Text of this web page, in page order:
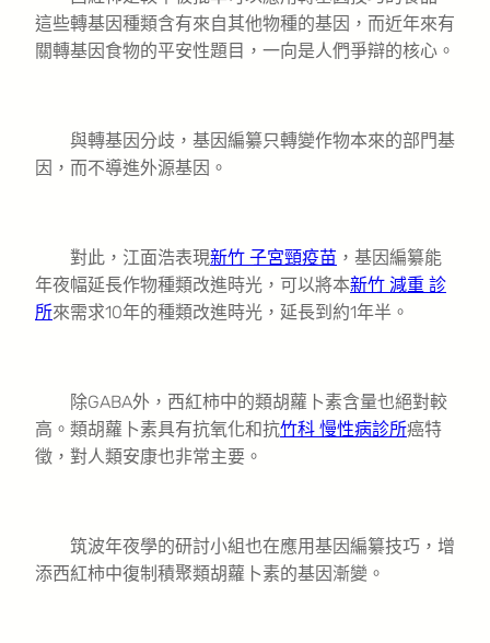
這些轉基因種類含有來自其他物種的基因，而近年來有
關轉基因食物的平安性題目，一向是人們爭辯的核心。
與轉基因分歧，基因編纂只轉變作物本來的部門基
因，而不導進外源基因。
對此，江面浩表現新竹 子宮頸疫苗 ，基因編纂能
年夜幅延長作物種類改進時光，可以將本新竹 減重 診
所來需求10年的種類改進時光，延長到約1年半。
除GABA外，西紅柿中的類胡蘿卜素含量也絕對較
高。類胡蘿卜素具有抗氧化和抗竹科 慢性病診所癌特
徵，對人類安康也非常主要。
筑波年夜學的研討小組也在應用基因編纂技巧，增
添西紅柿中復制積聚類胡蘿卜素的基因漸變。